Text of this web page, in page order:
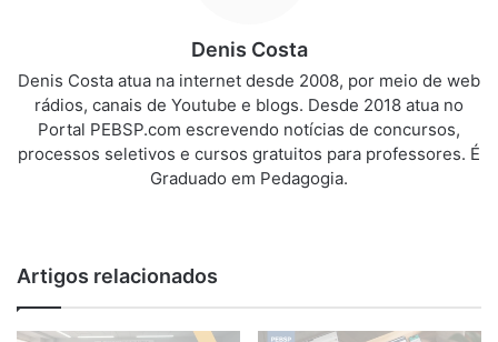
Denis Costa
Denis Costa atua na internet desde 2008, por meio de web
rádios, canais de Youtube e blogs. Desde 2018 atua no
Portal PEBSP.com escrevendo notícias de concursos,
processos seletivos e cursos gratuitos para professores. É
Graduado em Pedagogia.
Artigos relacionados